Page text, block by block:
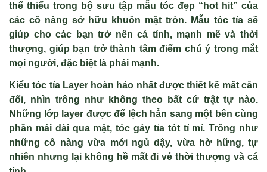
thể thiếu trong bộ sưu tập mẫu tóc đẹp “hot hit” của
các cô nàng sở hữu khuôn mặt tròn. Mẫu tóc tỉa sẽ
giúp cho các bạn trở nên cá tính, mạnh mẽ và thời
thượng, giúp bạn trở thành tâm điểm chú ý trong mắt
mọi người, đặc biệt là phái mạnh.
Kiểu tóc tỉa Layer hoàn hảo nhất được thiết kế mất cân
đối, nhìn trông như không theo bất cứ trật tự nào.
Những lớp layer được để lệch hẳn sang một bên cùng
phần mái dài qua mặt, tóc gáy tỉa tót tỉ mỉ. Trông như
những cô nàng vừa mới ngủ dậy, vừa hờ hững, tự
nhiên nhưng lại không hề mất đi vẻ thời thượng và cá